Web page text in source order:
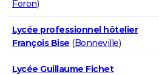
Foron)
Lycée professionnel hôtelier
François Bise (Bonneville)
Lycée Guillaume Fichet